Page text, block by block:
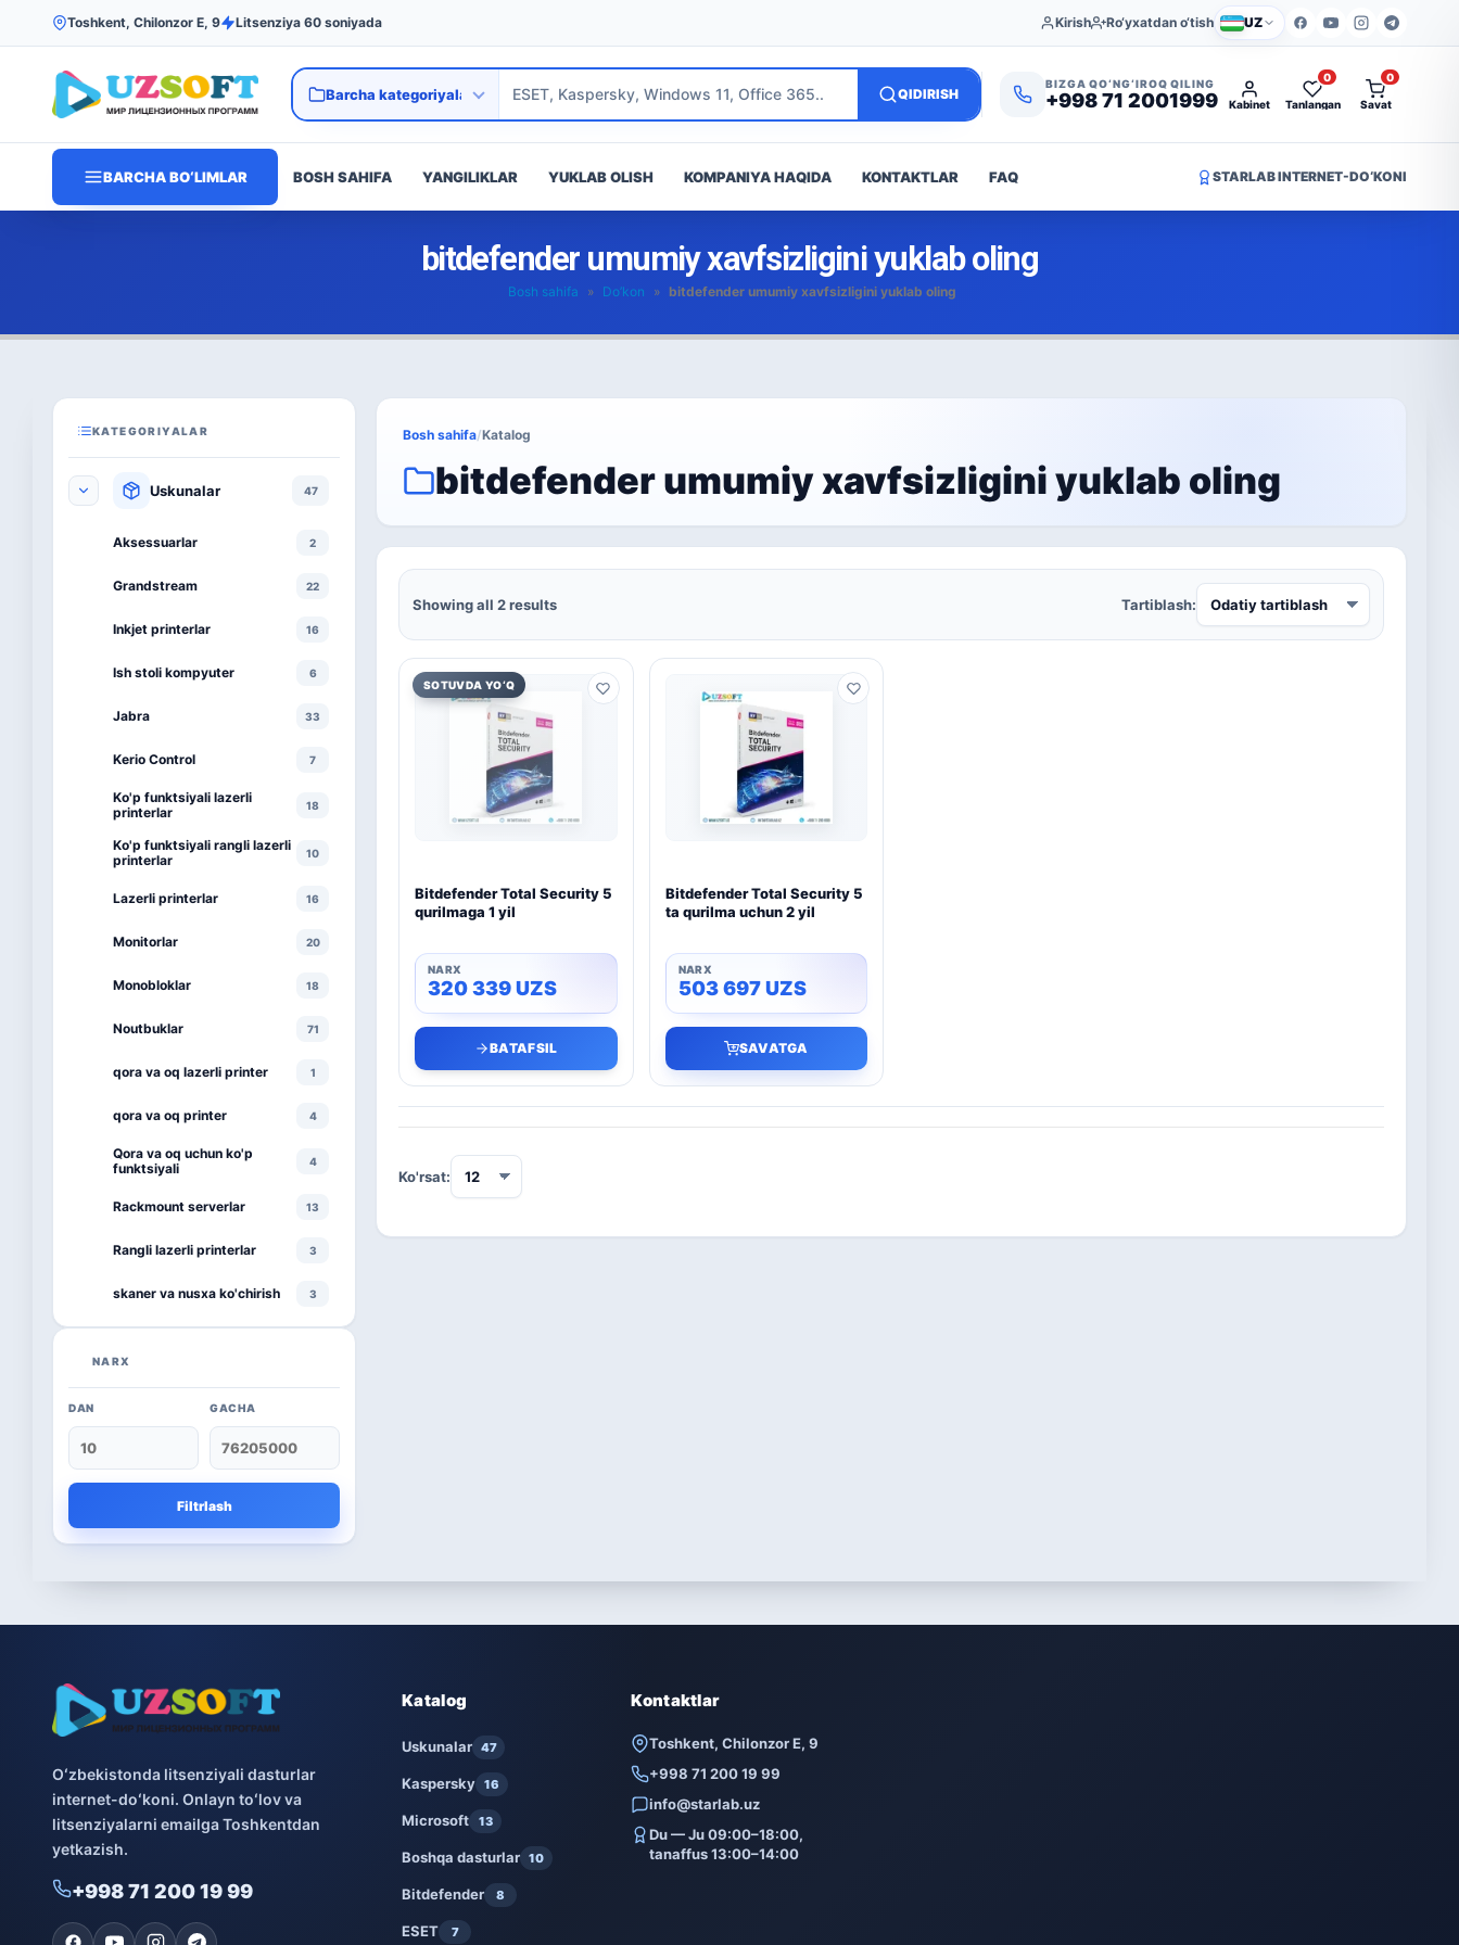
Toshkent, Chilonzor E, 9 Litsenziya 60 soniyada Kirish Ro‘yxatdan o‘tish UZ
QIDIRISH
BIZGA QO‘NG‘IROQ QILING
+998 71 2001999 Kabinet Tanlangan
0
Savat
0
BARCHA BO‘LIMLAR BOSH SAHIFA YANGILIKLAR YUKLAB OLISH KOMPANIYA HAQIDA KONTAKTLAR FAQ STARLAB INTERNET-DO‘KONI
bitdefender umumiy xavfsizligini yuklab oling
Bosh sahifa » Do’kon » bitdefender umumiy xavfsizligini yuklab oling
KATEGORIYALAR
Uskunalar 47
Aksessuarlar 2
Grandstream 22
Inkjet printerlar 16
Ish stoli kompyuter 6
Jabra 33
Kerio Control 7
Ko'p funktsiyali lazerli
printerlar
18
Ko'p funktsiyali rangli lazerli
printerlar
10
Lazerli printerlar 16
Monitorlar 20
Monobloklar 18
Noutbuklar 71
qora va oq lazerli printer 1
qora va oq printer 4
Qora va oq uchun ko'p
funktsiyali
4
Rackmount serverlar 13
Rangli lazerli printerlar 3
skaner va nusxa ko'chirish 3
Kaspersky
Microsoft 13
Avast
Dr.Web
Onlayn kinoteatr IVI
NARX
DAN GACHA
Filtrlash
Bosh sahifa/Katalog
bitdefender umumiy xavfsizligini yuklab oling
Showing all 2 results Tartiblash:
SOTUVDA YO‘Q
Bitdefender Total Security 5
qurilmaga 1 yil
320 339UZS
BATAFSIL
Bitdefender Total Security 5
ta qurilma uchun 2 yil
503 697UZS
SAVATGA
Ko'rsat:
Oʻzbekistonda litsenziyali dasturlar
internet-doʻkoni. Onlayn toʻlov va
litsenziyalarni emailga Toshkentdan
yetkazish.
+998 71 200 19 99
Katalog
Uskunalar 47
Kaspersky 16
Microsoft 13
Boshqa dasturlar 10
Bitdefender 8
ESET 7
Kontaktlar
Toshkent, Chilonzor E, 9
+998 71 200 19 99
info@starlab.uz
Du — Ju 09:00–18:00,
tanaffus 13:00–14:00